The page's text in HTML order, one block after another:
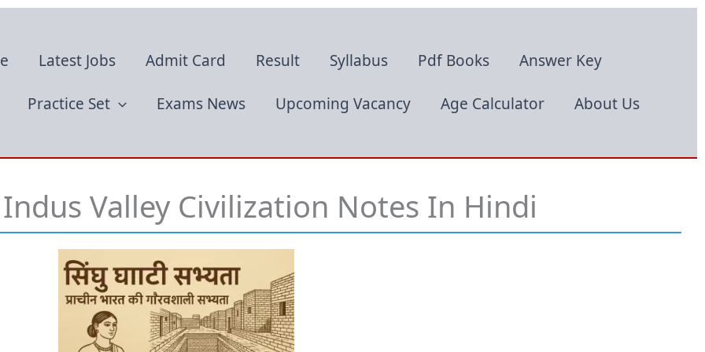
Latest Jobs Admit Card Result Syllabus Pdf Books Answer Key
Practice Set Exams News Upcoming Vacancy Age Calculator About Us
Indus Valley Civilization Notes In Hindi